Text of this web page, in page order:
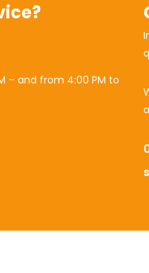
– and from 4:00 PM to